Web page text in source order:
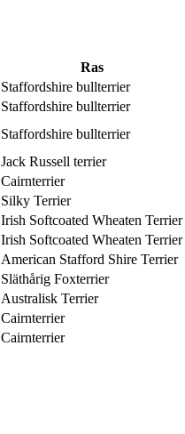
Ras
Staffordshire bullterrier
Staffordshire bullterrier
Staffordshire bullterrier
Jack Russell terrier
Cairnterrier
Silky Terrier
Irish Softcoated Wheaten Terrier
Irish Softcoated Wheaten Terrier
American Stafford Shire Terrier
Släthårig Foxterrier
Australisk Terrier
Cairnterrier
Cairnterrier